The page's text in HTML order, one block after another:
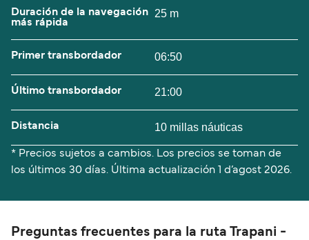
Duración de la navegación
más rápida
25 m
Primer transbordador 06:50
Último transbordador 21:00
Distancia 10 millas náuticas
* Precios sujetos a cambios. Los precios se toman de
los últimos 30 días. Última actualización 1 d’agost 2026.
Preguntas frecuentes para la ruta Trapani -